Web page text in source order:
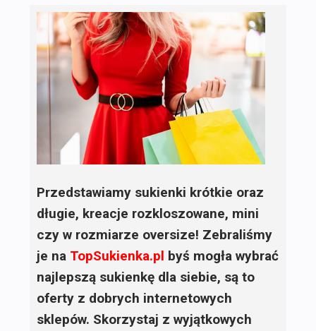
Przedstawiamy sukienki krótkie oraz
długie, kreacje rozkloszowane, mini
czy w rozmiarze oversize! Zebraliśmy
je na TopSukienka.pl byś mogła wybrać
najlepszą sukienkę dla siebie, są to
oferty z dobrych internetowych
sklepów. Skorzystaj z wyjątkowych